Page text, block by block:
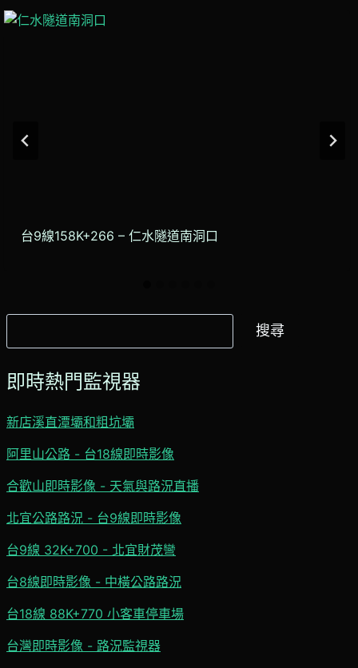
台9線158K+266 – 仁水隧道南洞口
尋
搜尋
即時熱門監視器
新店溪直潭壩和粗坑壩
阿里山公路 - 台18線即時影像
合歡山即時影像 - 天氣與路況直播
北宜公路路況 - 台9線即時影像
台9線 32K+700 - 北宜財茂彎
台8線即時影像 - 中橫公路路況
台18線 88K+770 小客車停車場
台灣即時影像 - 路況監視器